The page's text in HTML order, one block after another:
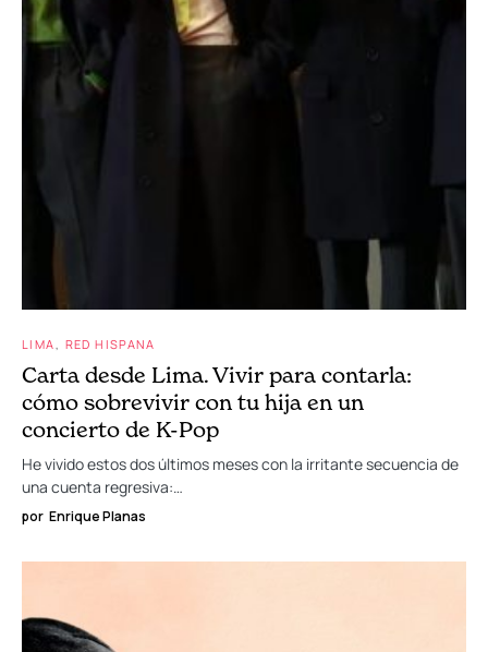
LIMA RED HISPANA
Carta desde Lima. Vivir para contarla:
cómo sobrevivir con tu hija en un
concierto de K-Pop
He vivido estos dos últimos meses con la irritante secuencia de
una cuenta regresiva:…
por Enrique Planas